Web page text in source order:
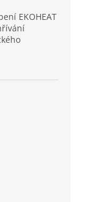
EKOHEAT